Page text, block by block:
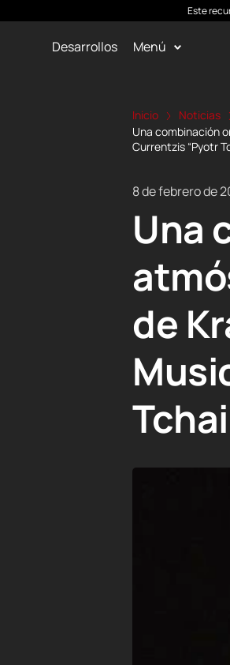
Este
Desarrollos Menú
Inicio
Noticias
Una combinación
Currentzis “Pyotr
8 de febrero de
Una
de